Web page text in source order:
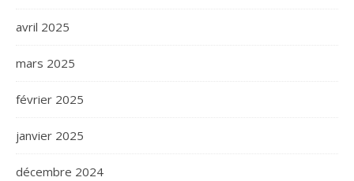
avril 2025
mars 2025
février 2025
janvier 2025
décembre 2024